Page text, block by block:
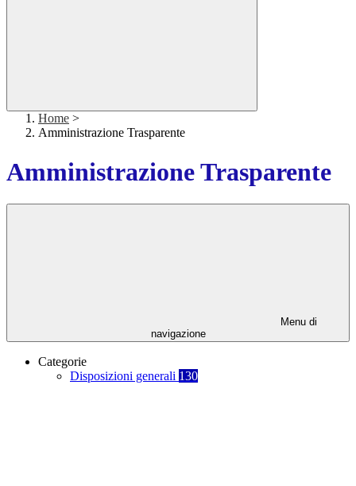
Home >
Amministrazione Trasparente
Amministrazione Trasparente
Menu di
navigazione
Categorie
Disposizioni generali 130